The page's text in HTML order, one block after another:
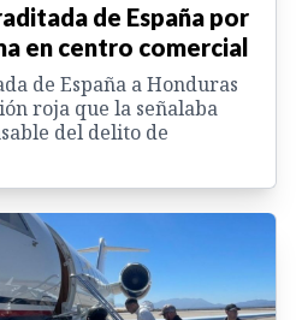
de España por
en centro comercial
de España a Honduras
roja que la señalaba
del delito de